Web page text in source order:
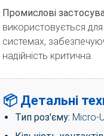
Промислові
використовується
системах,
надійність критична.
📦 Детальні
Тип роз'єму: Micro-